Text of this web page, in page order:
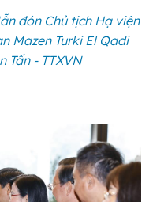
đón Chủ tịch Hạ viện
Mazen Turki El Qadi
Tấn - TTXVN